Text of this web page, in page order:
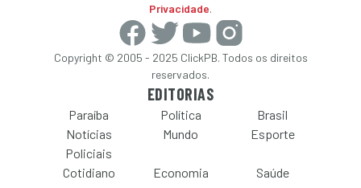
Privacidade.
Copyright © 2005 - 2025 ClickPB. Todos os direitos
reservados.
EDITORIAS
Paraíba Política
Brasil
Notícias
Policiais
Mundo Esporte
Cotidiano Economia
Saúde